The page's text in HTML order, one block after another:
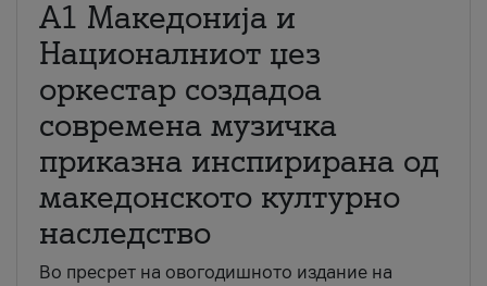
А1 Македонија и
Националниот џез
оркестар создадоа
современа музичка
приказна инспирирана од
македонското културно
наследство
Во пресрет на овогодишното издание на